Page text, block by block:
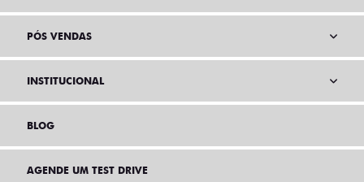
PÓS VENDAS
INSTITUCIONAL
BLOG
AGENDE UM TEST DRIVE